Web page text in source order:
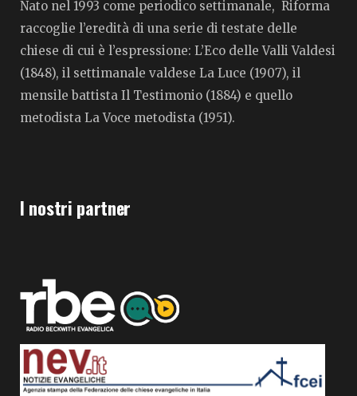
Nato nel 1993 come periodico settimanale, Riforma
raccoglie l’eredità di una serie di testate delle
chiese di cui è l’espressione: L’Eco delle Valli Valdesi
(1848), il settimanale valdese La Luce (1907), il
mensile battista Il Testimonio (1884) e quello
metodista La Voce metodista (1951).
I nostri partner